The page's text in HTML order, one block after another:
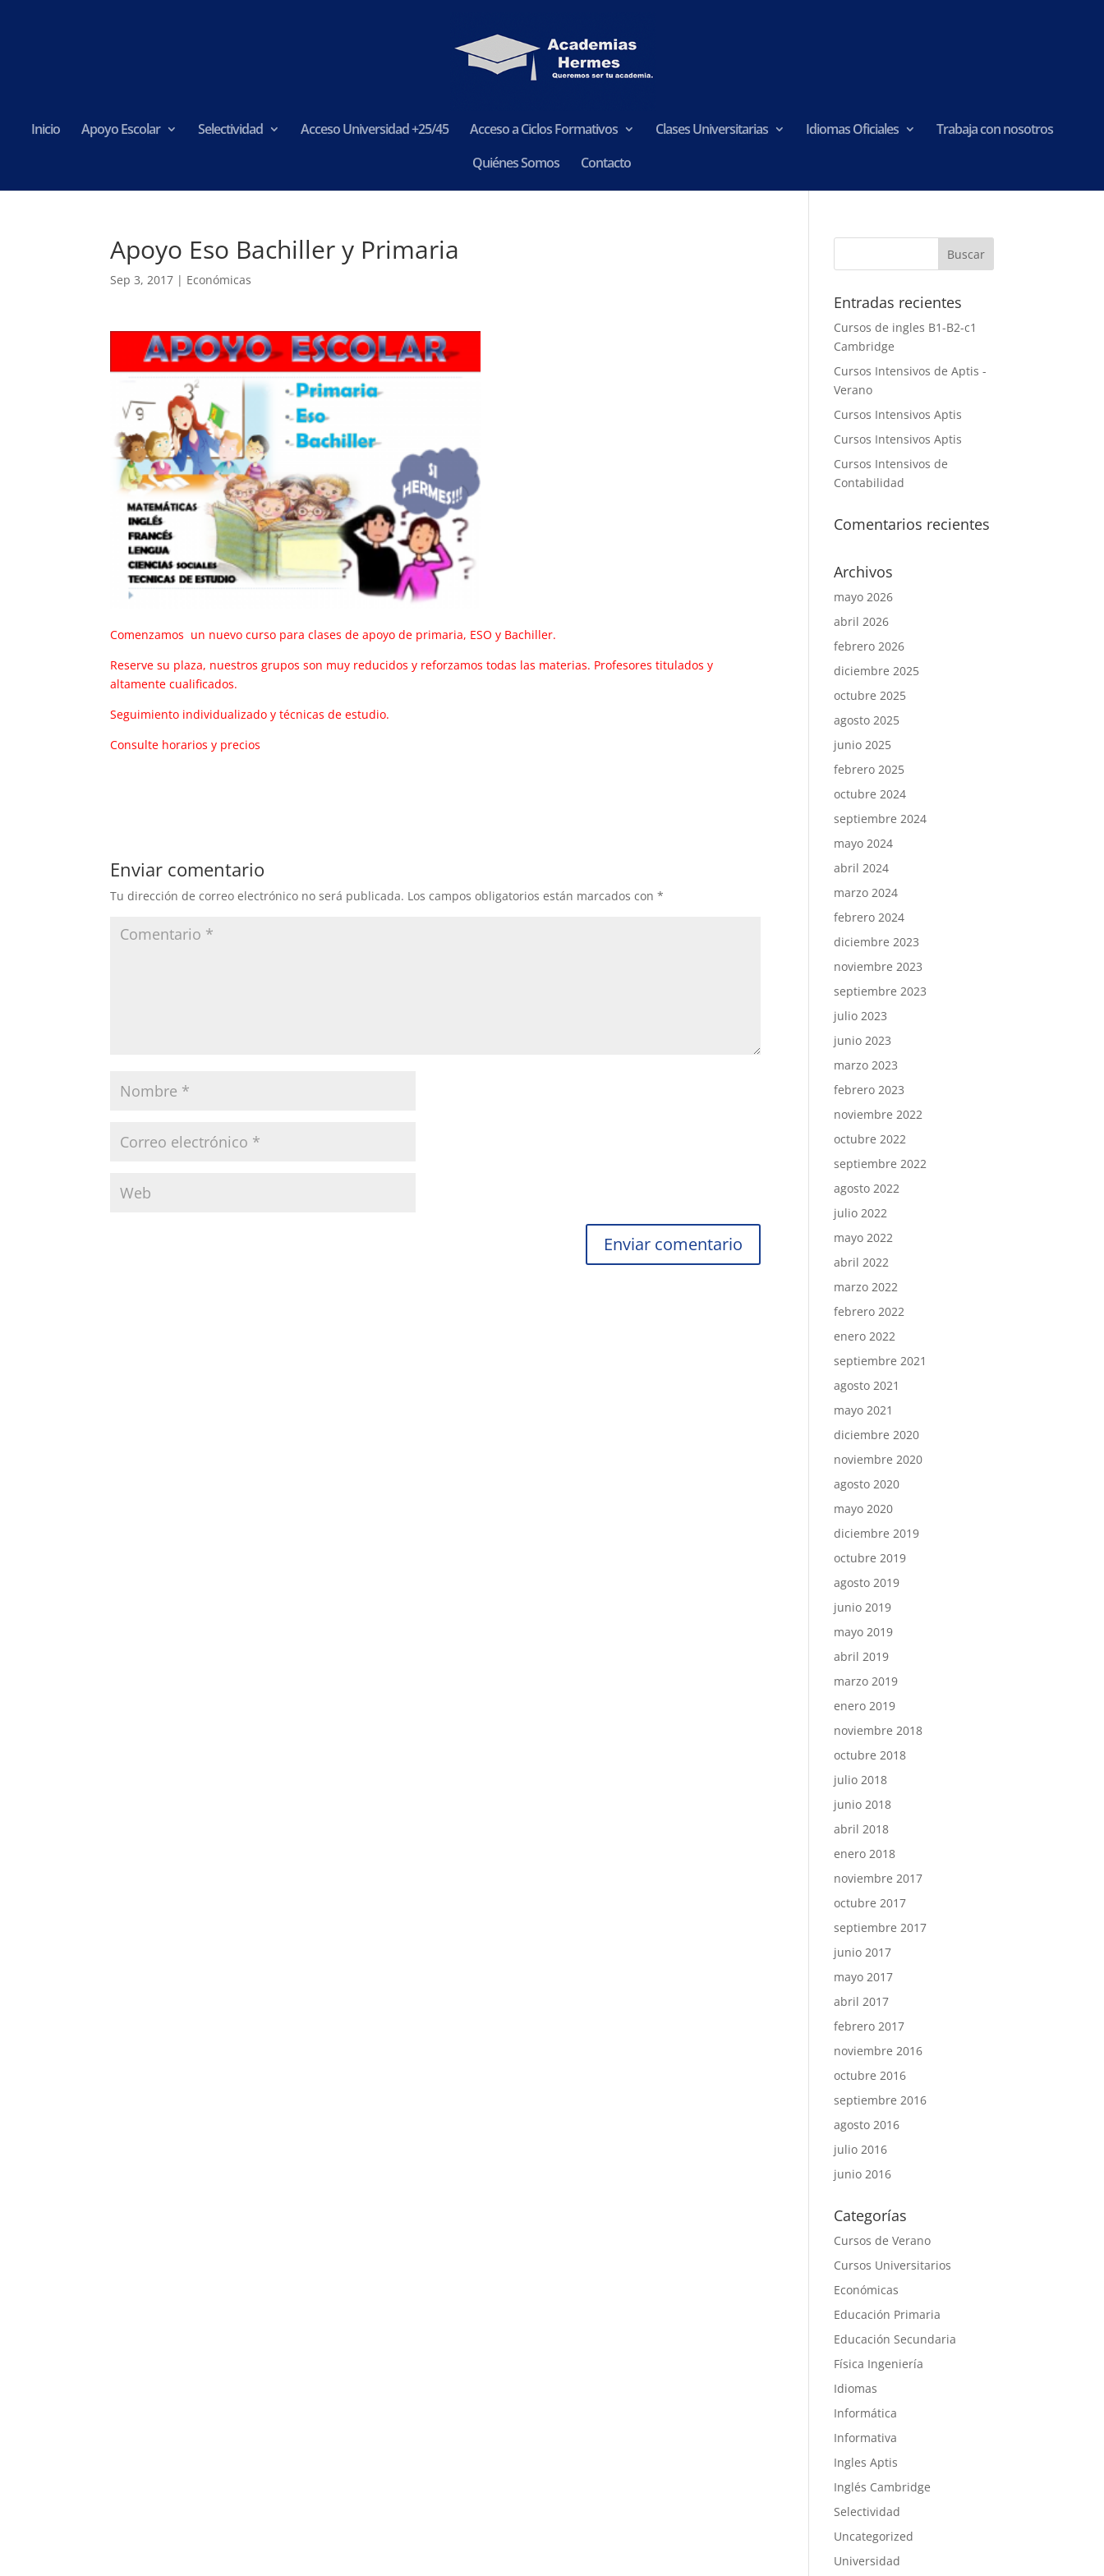
Inicio Apoyo Escolar Selectividad Acceso Universidad +25/45 Acceso a Ciclos Formativos Clases Universitarias Idiomas Oficiales
Trabaja con nosotros
Quiénes Somos
Contacto
Apoyo Eso Bachiller y Primaria
Sep 3, 2017 | Económicas
Comenzamos un nuevo curso para clases de apoyo de primaria, ESO y Bachiller.
Reserve su plaza, nuestros grupos son muy reducidos y reforzamos todas las materias. Profesores titulados y
altamente cualificados.
Seguimiento individualizado y técnicas de estudio.
Consulte horarios y precios
Enviar comentario
Tu dirección de correo electrónico no será publicada. Los campos obligatorios están marcados con*
Entradas recientes
Cursos de ingles B1-B2-c1
Cambridge
Cursos Intensivos de Aptis -
Verano
Cursos Intensivos Aptis
Cursos Intensivos Aptis
Cursos Intensivos de
Contabilidad
Comentarios recientes
Archivos
mayo 2026
abril 2026
febrero 2026
diciembre 2025
octubre 2025
agosto 2025
junio 2025
febrero 2025
octubre 2024
septiembre 2024
mayo 2024
abril 2024
marzo 2024
febrero 2024
diciembre 2023
noviembre 2023
septiembre 2023
julio 2023
junio 2023
marzo 2023
febrero 2023
noviembre 2022
octubre 2022
septiembre 2022
agosto 2022
julio 2022
mayo 2022
abril 2022
marzo 2022
febrero 2022
enero 2022
septiembre 2021
agosto 2021
mayo 2021
diciembre 2020
noviembre 2020
agosto 2020
mayo 2020
diciembre 2019
octubre 2019
agosto 2019
junio 2019
mayo 2019
abril 2019
marzo 2019
enero 2019
noviembre 2018
octubre 2018
julio 2018
junio 2018
abril 2018
enero 2018
noviembre 2017
octubre 2017
septiembre 2017
junio 2017
mayo 2017
abril 2017
febrero 2017
noviembre 2016
octubre 2016
septiembre 2016
agosto 2016
julio 2016
junio 2016
Categorías
Cursos de Verano
Cursos Universitarios
Económicas
Educación Primaria
Educación Secundaria
Física Ingeniería
Idiomas
Informática
Informativa
Ingles Aptis
Inglés Cambridge
Selectividad
Uncategorized
Universidad